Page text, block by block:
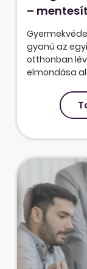
–
gyanú az
otthonban
elmondása